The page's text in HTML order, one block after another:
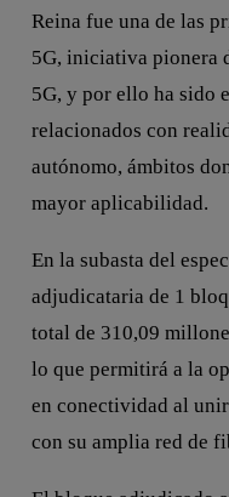
Reina fue una de las
5G, iniciativa pionera
5G, y por ello ha sido
relacionados con
autónomo, ámbitos
mayor aplicabilidad.
En la subasta del
adjudicataria de 1
total de 310,09
lo que permitirá a la
en conectividad al
con su amplia red de